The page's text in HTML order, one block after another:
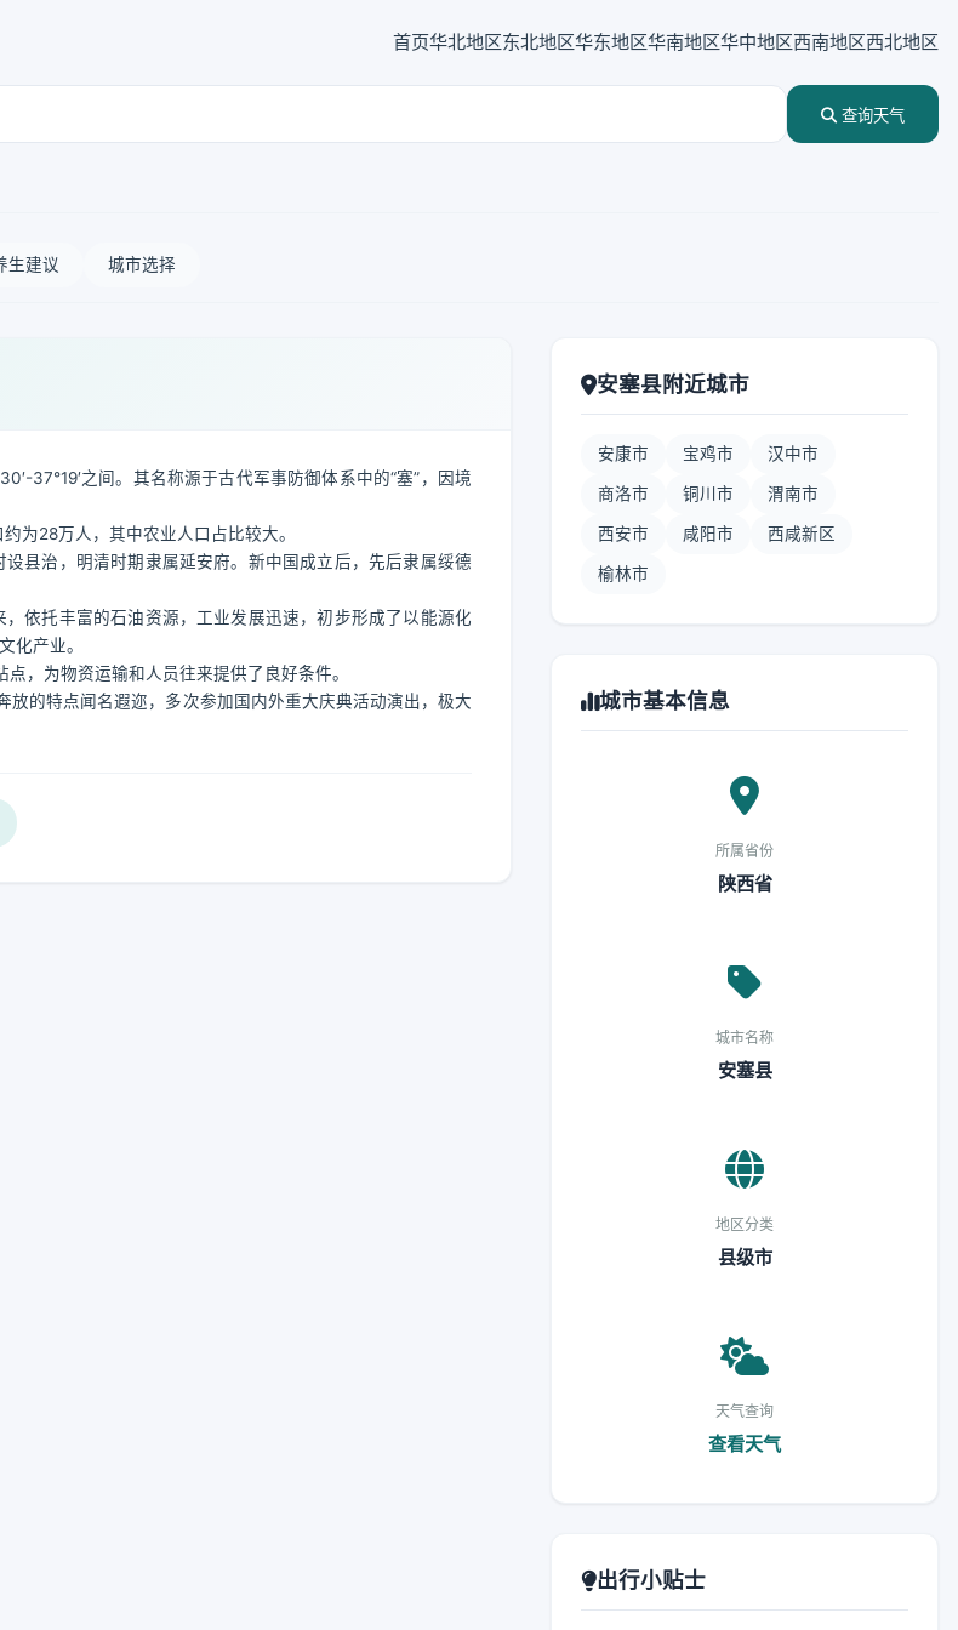
首页华北地区东北地区华东地区华南地区华中地区西南地区西北地区
查询天气
生建议 城市选择
37°19′之间。其名称源于古代军事防御体系中的“塞”，因境
为28万人，其中农业人口占比较大。
县治，明清时期隶属延安府。新中国成立后，先后隶属绥德
依托丰富的石油资源，工业发展迅速，初步形成了以能源化
化产业。
，为物资运输和人员往来提供了良好条件。
放的特点闻名遐迩，多次参加国内外重大庆典活动演出，极大
安塞县附近城市
安康市 宝鸡市 汉中市
商洛市 铜川市 渭南市
西安市 咸阳市 西咸新区
榆林市
城市基本信息
所属省份
陕西省
城市名称
安塞县
地区分类
县级市
天气查询
查看天气
出行小贴士